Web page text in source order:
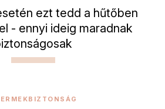
ezt tedd a hűtőben
- ennyi ideig maradnak